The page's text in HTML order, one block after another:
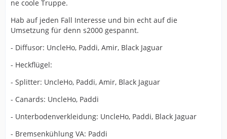
ne coole Truppe.
Hab auf jeden Fall Interesse und bin echt auf die
Umsetzung für denn s2000 gespannt.
- Diffusor: UncleHo, Paddi, Amir, Black Jaguar
- Heckflügel:
- Splitter: UncleHo, Paddi, Amir, Black Jaguar
- Canards: UncleHo, Paddi
- Unterbodenverkleidung: UncleHo, Paddi, Black Jaguar
- Bremsenkühlung VA: Paddi